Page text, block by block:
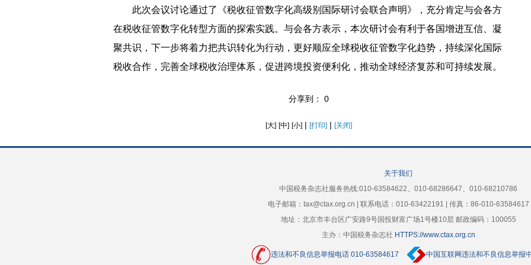
此次会议讨论通过了《税收征管数字化高级别国际研讨会联合声明》，充分肯定与会各方
在税收征管数字化转型方面的探索实践。与会各方表示，本次研讨会有利于各国增进互信、凝
聚共识，下一步将着力把共识转化为行动，更好顺应全球税收征管数字化趋势，持续深化国际
税收合作，完善全球税收治理体系，促进跨境投资便利化，推动全球经济复苏和可持续发展。
分享到： 0
[大] [中] [小] | [打印] | [关闭]
关于我们
中国税务杂志社服务热线:010-63584622、010-68286647、010-68210786
电子邮箱：tax@ctax.org.cn | 联系电话：010-63422191 | 传真：86-010-63584617
地址：北京市丰台区广安路9号国投财富广场1号楼10层 邮政编码：100055
主办：中国税务杂志社 HTTPS://www.ctax.org.cn
违法和不良信息举报电话 010-63584617 中国互联网违法和不良信息举报